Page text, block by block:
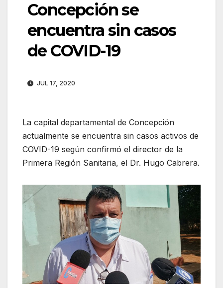
Concepción se
encuentra sin casos
de COVID-19
JUL 17, 2020
La capital departamental de Concepción
actualmente se encuentra sin casos activos de
COVID-19 según confirmó el director de la
Primera Región Sanitaria, el Dr. Hugo Cabrera.